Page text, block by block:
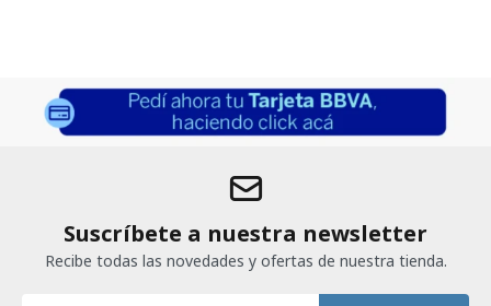
Suscríbete a nuestra newsletter
Recibe todas las novedades y ofertas de nuestra tienda.